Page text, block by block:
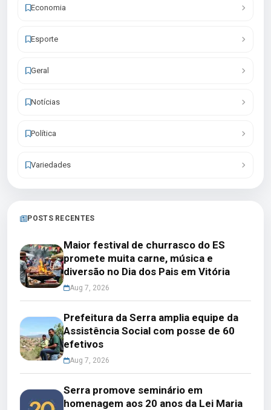
Economia
Esporte
Geral
Notícias
Política
Variedades
POSTS RECENTES
Maior festival de churrasco do ES
promete muita carne, música e
diversão no Dia dos Pais em Vitória
Aug 7, 2026
Prefeitura da Serra amplia equipe da
Assistência Social com posse de 60
efetivos
Aug 7, 2026
Serra promove seminário em
homenagem aos 20 anos da Lei Maria